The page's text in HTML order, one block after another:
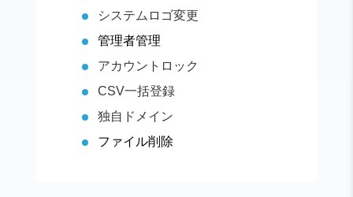
システムロゴ変更
管理者管理
アカウントロック
CSV一括登録
独自ドメイン
ファイル削除